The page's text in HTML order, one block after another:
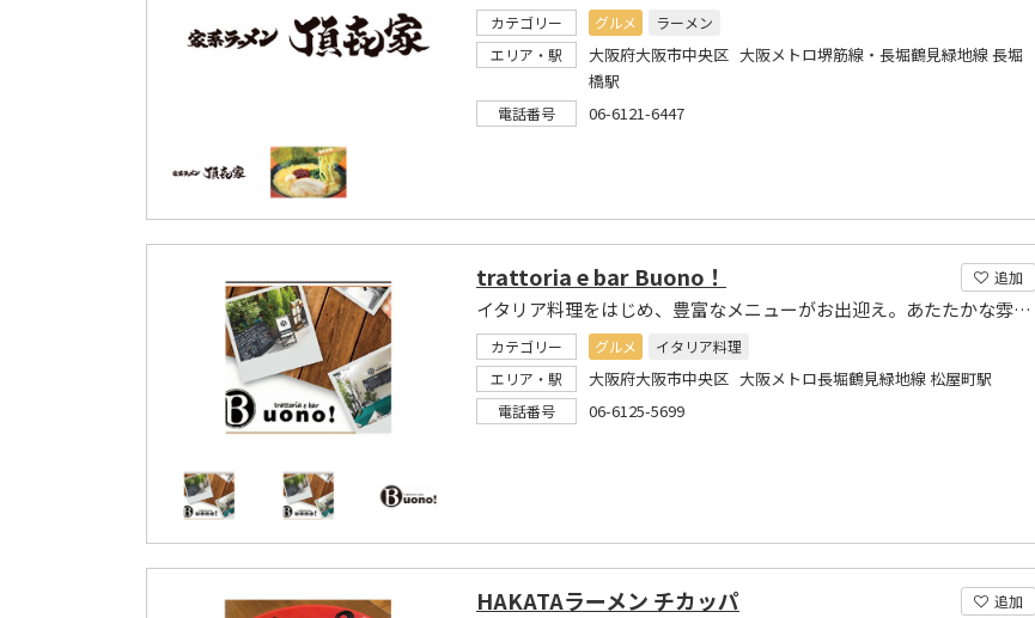
カテゴリー グルメ
ラーメン
エリア・駅
大阪府大阪市中央区 大阪メトロ堺筋線・長堀鶴見緑地線 長堀
橋駅
電話番号 06-6121-6447
追加
trattoria e bar Buono！
イタリア料理をはじめ、豊富なメニューがお出迎え。あたたかな雰囲気のくつろぎ空間。
カテゴリー グルメ
イタリア料理
エリア・駅
大阪府大阪市中央区 大阪メトロ長堀鶴見緑地線 松屋町駅
電話番号 06-6125-5699
追加
HAKATAラーメン チカッパ